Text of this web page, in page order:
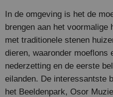
In de omgeving is het de
brengen aan het voormalige
met traditionele stenen
dieren, waaronder moeflons
nederzetting en de eerste
eilanden. De interessantste
het Beeldenpark, Osor